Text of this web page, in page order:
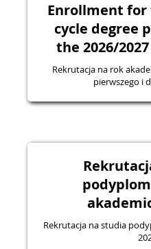
Enrollment for
cycle degree
the 2026/
Rekrutacja na rok
pierwszego i
Rekrutacja na studia